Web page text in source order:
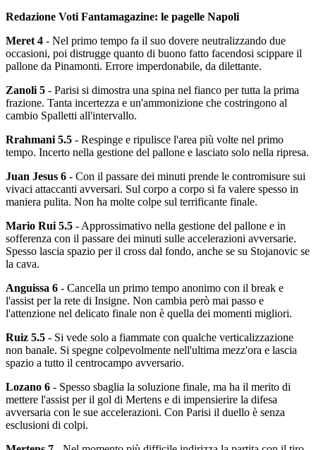
Redazione Voti Fantamagazine: le pagelle Napoli
Meret 4 - Nel primo tempo fa il suo dovere neutralizzando due
occasioni, poi distrugge quanto di buono fatto facendosi scippare il
pallone da Pinamonti. Errore imperdonabile, da dilettante.
Zanoli 5 - Parisi si dimostra una spina nel fianco per tutta la prima
frazione. Tanta incertezza e un'ammonizione che costringono al
cambio Spalletti all'intervallo.
Rrahmani 5.5 - Respinge e ripulisce l'area più volte nel primo
tempo. Incerto nella gestione del pallone e lasciato solo nella ripresa.
Juan Jesus 6 - Con il passare dei minuti prende le contromisure sui
vivaci attaccanti avversari. Sul corpo a corpo si fa valere spesso in
maniera pulita. Non ha molte colpe sul terrificante finale.
Mario Rui 5.5 - Approssimativo nella gestione del pallone e in
sofferenza con il passare dei minuti sulle accelerazioni avversarie.
Spesso lascia spazio per il cross dal fondo, anche se su Stojanovic se
la cava.
Anguissa 6 - Cancella un primo tempo anonimo con il break e
l'assist per la rete di Insigne. Non cambia però mai passo e
l'attenzione nel delicato finale non è quella dei momenti migliori.
Ruiz 5.5 - Si vede solo a fiammate con qualche verticalizzazione
non banale. Si spegne colpevolmente nell'ultima mezz'ora e lascia
spazio a tutto il centrocampo avversario.
Lozano 6 - Spesso sbaglia la soluzione finale, ma ha il merito di
mettere l'assist per il gol di Mertens e di impensierire la difesa
avversaria con le sue accelerazioni. Con Parisi il duello è senza
esclusioni di colpi.